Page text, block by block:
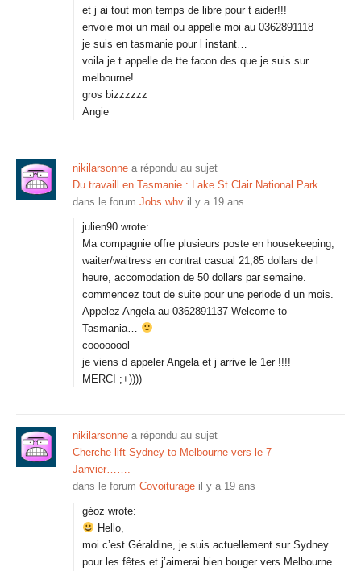
et j ai tout mon temps de libre pour t aider!!!
envoie moi un mail ou appelle moi au 0362891118
je suis en tasmanie pour l instant…
voila je t appelle de tte facon des que je suis sur
melbourne!
gros bizzzzzz
Angie
nikilarsonne a répondu au sujet
Du travaill en Tasmanie : Lake St Clair National Park
dans le forum Jobs whv il y a 19 ans
julien90 wrote:
Ma compagnie offre plusieurs poste en housekeeping,
waiter/waitress en contrat casual 21,85 dollars de l
heure, accomodation de 50 dollars par semaine.
commencez tout de suite pour une periode d un mois.
Appelez Angela au 0362891137 Welcome to
Tasmania…
coooooool
je viens d appeler Angela et j arrive le 1er !!!!
MERCI ;+))))
nikilarsonne a répondu au sujet
Cherche lift Sydney to Melbourne vers le 7
Janvier…….
dans le forum Covoiturage il y a 19 ans
géoz wrote:
Hello,
moi c’est Géraldine, je suis actuellement sur Sydney
pour les fêtes et j’aimerai bien bouger vers Melbourne